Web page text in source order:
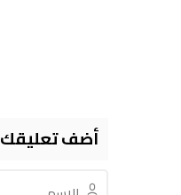
أضف تعليقك